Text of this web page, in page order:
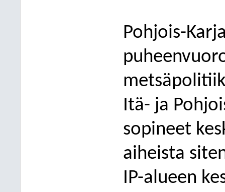
Pohjois-
Itä- ja
sopineet
aiheista
IP-alueen